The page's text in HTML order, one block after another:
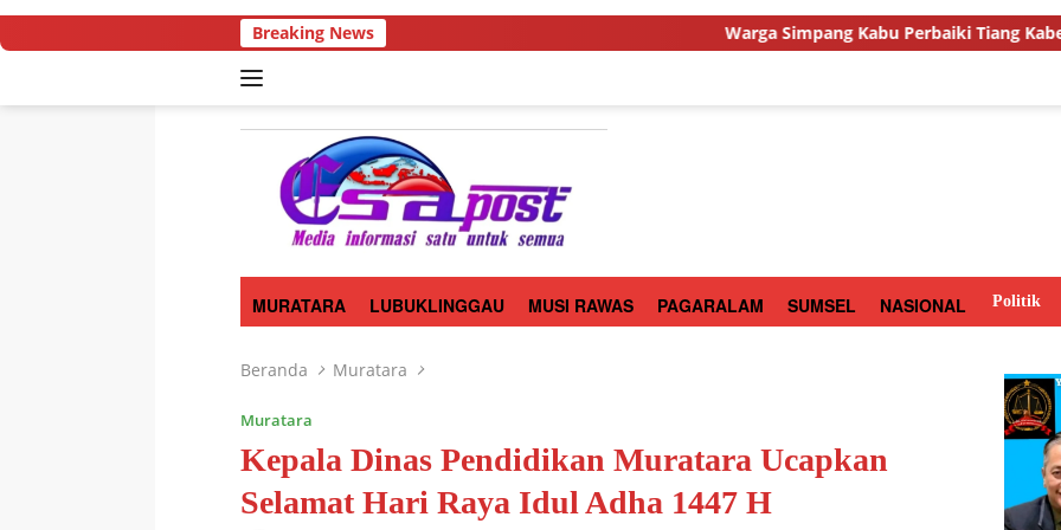
Langsung
ke
Breaking News Warga Simpang Kabu Perbaiki Tiang Kabel Listrik Secara
MURATARA LUBUKLINGGAU MUSI RAWAS PAGARALAM SUMSEL NASIONAL Politik
Beranda Muratara
Muratara
Kepala Dinas Pendidikan Muratara Ucapkan
Selamat Hari Raya Idul Adha 1447 H